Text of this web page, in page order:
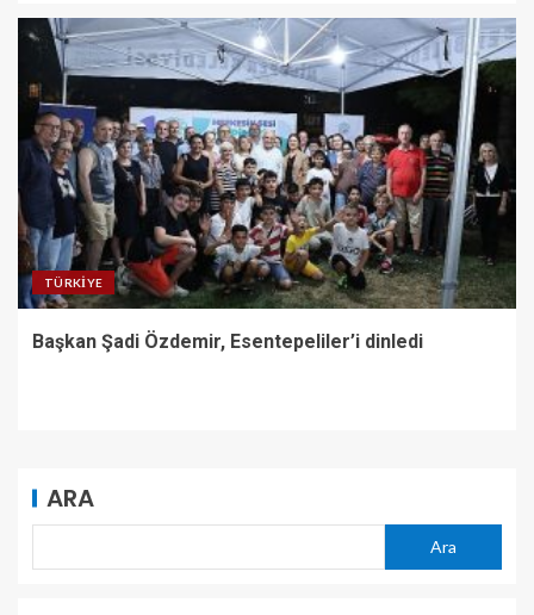
TÜRKIYE
Başkan Şadi Özdemir, Esentepeliler’i dinledi
ARA
Ara